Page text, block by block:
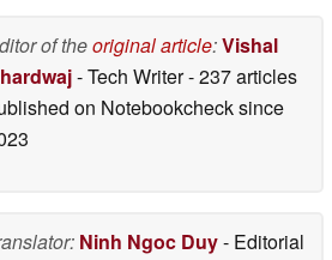
of theoriginal article:Vishal
- Tech Writer- 237 articles
on Notebookchecksince
Ninh Ngoc Duy- Editorial